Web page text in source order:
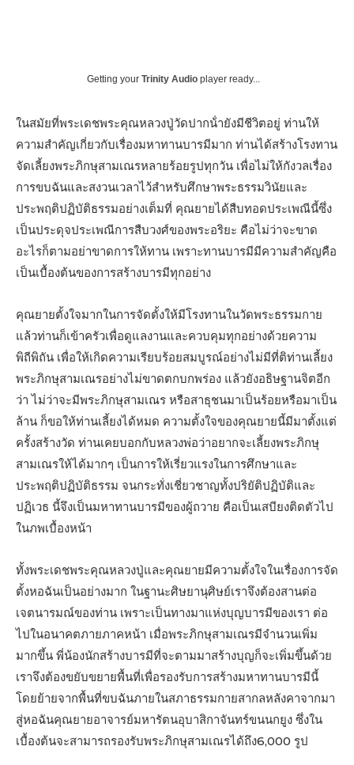
Getting your Trinity Audio player ready...
ในสมัยที่พระเดชพระคุณหลวงปู่วัดปากน้ํายังมีชีวิตอยู่ ท่านให้
ความสําคัญเกี่ยวกับเรื่องมหาทานบารมีมาก ท่านได้สร้างโรงทาน
จัดเลี้ยงพระภิกษุสามเณรหลายร้อยรูปทุกวัน เพื่อไม่ให้กังวลเรื่อง
การขบฉันและสงวนเวลาไว้สําหรับศึกษาพระธรรมวินัยและ
ประพฤติปฏิบัติธรรมอย่างเต็มที่ คุณยายได้สืบทอดประเพณีนี้ซึ่ง
เป็นประดุจประเพณีการสืบวงศ์ของพระอริยะ คือไม่ว่าจะขาด
อะไรก็ตามอย่าขาดการให้ทาน เพราะทานบารมีมีความสําคัญคือ
เป็นเบื้องต้นของการสร้างบารมีทุกอย่าง
คุณยายตั้งใจมากในการจัดตั้งให้มีโรงทานในวัดพระธรรมกาย
แล้วท่านก็เข้าครัวเพื่อดูแลงานและควบคุมทุกอย่างด้วยความ
พิถีพิถัน เพื่อให้เกิดความเรียบร้อยสมบูรณ์อย่างไม่มีที่ติท่านเลี้ยง
พระภิกษุสามเณรอย่างไม่ขาดตกบกพร่อง แล้วยังอธิษฐานจิตอีก
ว่า ไม่ว่าจะมีพระภิกษุสามเณร หรือสาธุชนมาเป็นร้อยหรือมาเป็น
ล้าน ก็ขอให้ท่านเลี้ยงได้หมด ความตั้งใจของคุณยายนี้มีมาตั้งแต่
ครั้งสร้างวัด ท่านเคยบอกกับหลวงพ่อว่าอยากจะเลี้ยงพระภิกษุ
สามเณรให้ได้มากๆ เป็นการให้เรี่ยวแรงในการศึกษาและ
ประพฤติปฏิบัติธรรม จนกระทั่งเชี่ยวชาญทั้งปริยัติปฏิบัติและ
ปฏิเวธ นี้จึงเป็นมหาทานบารมีของผู้ถวาย คือเป็นเสบียงติดตัวไป
ในภพเบื้องหน้า
ทั้งพระเดชพระคุณหลวงปู่และคุณยายมีความตั้งใจในเรื่องการจัด
ตั้งหอฉันเป็นอย่างมาก ในฐานะศิษยานุศิษย์เราจึงต้องสานต่อ
เจตนารมณ์ของท่าน เพราะเป็นทางมาแห่งบุญบารมีของเรา ต่อ
ไปในอนาคตภายภาคหน้า เมื่อพระภิกษุสามเณรมีจํานวนเพิ่ม
มากขึ้น พี่น้องนักสร้างบารมีที่จะตามมาสร้างบุญก็จะเพิ่มขึ้นด้วย
เราจึงต้องขยับขยายพื้นที่เพื่อรองรับการสร้างมหาทานบารมีนี้
โดยย้ายจากพื้นที่ขบฉันภายในสภาธรรมกายสากลหลังคาจากมา
สู่หอฉันคุณยายอาจารย์มหารัตนอุบาสิกาจันทร์ขนนกยูง ซึ่งใน
เบื้องต้นจะสามารถรองรับพระภิกษุสามเณรได้ถึง6,000 รูป